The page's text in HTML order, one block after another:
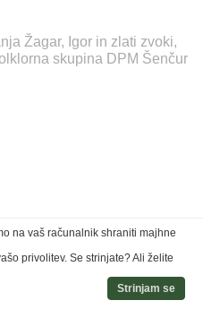
Žagar, Igor in zlati zvoki,
skupina DPM Šenčur
na vaš računalnik shraniti majhne
privolitev. Se strinjate? Ali želite
Strinjam se